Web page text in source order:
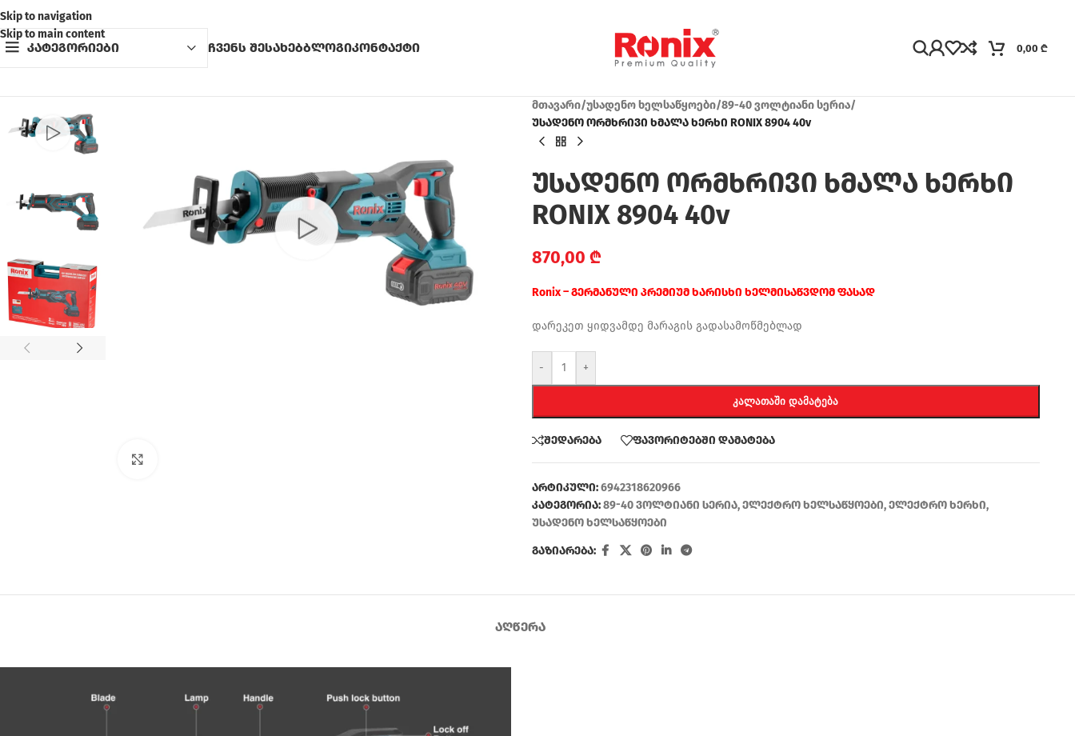
Skip to navigation
Skip to main content
კატეგორიები ჩვენს შესახებბლოგიკონტაქტი 0,00 ₾
მთავარი/უსადენო ხელსაწყოები/89-40 ვოლტიანი სერია/
უსადენო ორმხრივი ხმალა ხერხი RONIX 8904 40v
უსადენო ორმხრივი ხმალა ხერხი
RONIX 8904 40v
870,00 ₾
Ronix – გერმანული პრემიუმ ხარისხი ხელმისაწვდომ ფასად
დარეკეთ ყიდვამდე მარაგის გადასამოწმებლად
- +
ᲙᲐᲚᲐᲗᲐᲨᲘ ᲓᲐᲛᲐᲢᲔᲑᲐ
შედარება ფავორიტებში დამატება
არტიკული:6942318620966
კატეგორია:89-40 ვოლტიანი სერია,ელექტრო ხელსაწყოები,ელექტრო ხერხი,
უსადენო ხელსაწყოები
გაზიარება:
ᲐᲦᲬᲔᲠᲐ